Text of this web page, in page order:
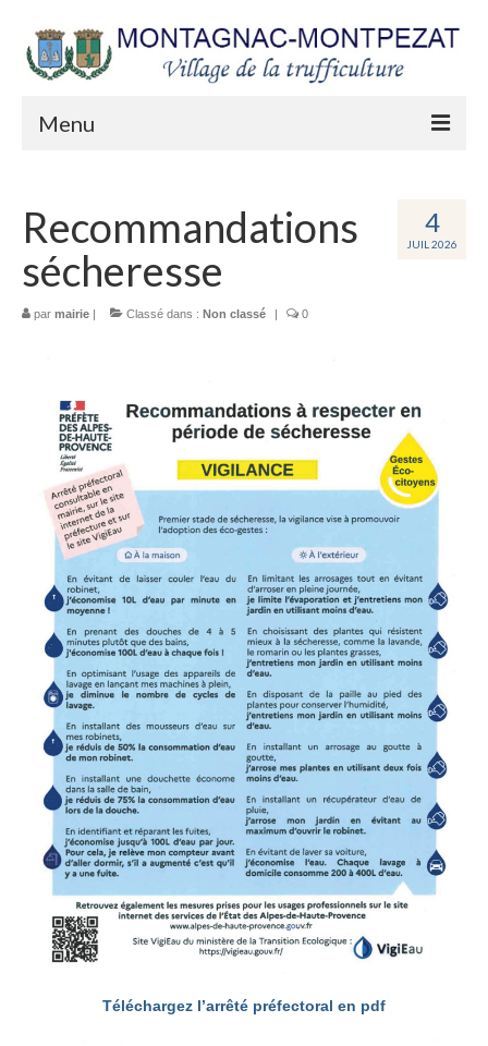
Menu
Séances du Conseil municipal
Arrêtés municipaux
Urbanisme
Etat Civil
Les appels publics
Autres informations
Le Village
Présentation
Patrimoine
Festivités
Vie pratique
Ecole
Crèche parentale
Centre de loisirs
Associations
Commerces
4
JUIL 2026
Recommandations
sécheresse
par mairie | Classé dans : Non classé | 0
Téléchargez l’arrêté préfectoral en pdf